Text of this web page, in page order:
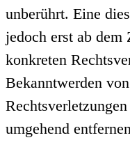
unberührt. Eine
jedoch erst ab
konkreten
Bekanntwerden
umgehend